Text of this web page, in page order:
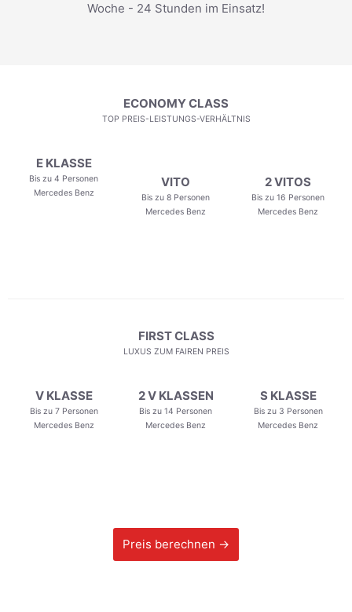
Woche - 24 Stunden im Einsatz!
ECONOMY CLASS
TOP PREIS-LEISTUNGS-VERHÄLTNIS
E KLASSE
Bis zu 4 Personen
Mercedes Benz
VITO
Bis zu 8 Personen
Mercedes Benz
2 VITOS
Bis zu 16 Personen
Mercedes Benz
FIRST CLASS
LUXUS ZUM FAIREN PREIS
V KLASSE
Bis zu 7 Personen
Mercedes Benz
2 V KLASSEN
Bis zu 14 Personen
Mercedes Benz
S KLASSE
Bis zu 3 Personen
Mercedes Benz
Preis berechnen →